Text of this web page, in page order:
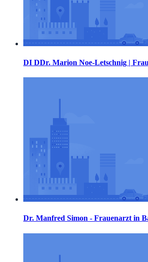
DI DDr. Marion Noe-Letschnig |
Dr. Manfred Simon - Frauenarzt in